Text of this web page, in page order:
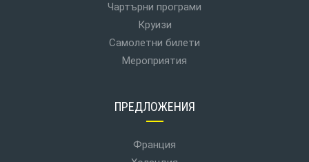
Чартърни програми
Круизи
Самолетни билети
Мероприятия
ПРЕДЛОЖЕНИЯ
Франция